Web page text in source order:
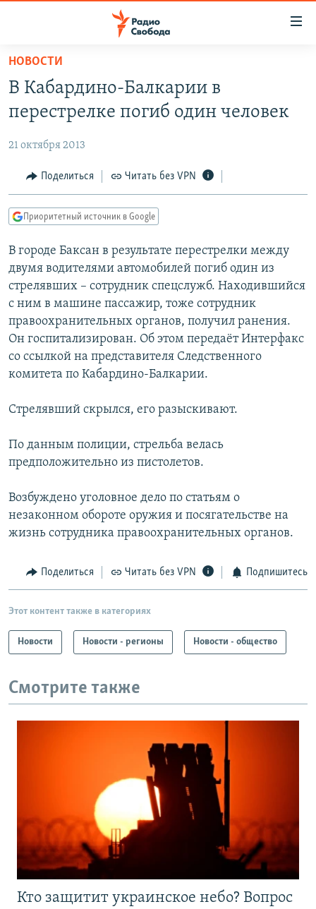
упрощенного
доступа
основному
Вернутся
главной
навигации
Вернутся
поиску
ПРОГРАММЫ
ПОДКАСТЫ
АВТОРСКИЕ ПРОЕКТЫ
ЦИТАТЫ СВОБОДЫ
МНЕНИЯ
IDEL.РЕАЛИИ
КАВКАЗ.РЕАЛИИ
СЕВЕР.РЕАЛИИ
СИБИРЬ.РЕАЛИИ
РАСПИСАНИЕ ВЕЩАНИЯ
ПОДПИШИТЕСЬ НА РАССЫЛКУ
Все сайты РСЕ/РС
НОВОСТИ
В Кабардино-Балкарии в
перестрелке погиб один человек
21 октября 2013
Поделиться Читать без VPN
Приоритетный источник в Google
В городе Баксан в результате перестрелки между
двумя водителями автомобилей погиб один из
стрелявших – сотрудник спецслужб. Находившийся
с ним в машине пассажир, тоже сотрудник
правоохранительных органов, получил ранения.
Он госпитализирован. Об этом передаёт Интерфакс
со ссылкой на представителя Следственного
комитета по Кабардино-Балкарии.
Стрелявший скрылся, его разыскивают.
По данным полиции, стрельба велась
предположительно из пистолетов.
Возбуждено уголовное дело по статьям о
незаконном обороте оружия и посягательстве на
жизнь сотрудника правоохранительных органов.
Поделиться Читать без VPN Подпишитесь
Этот контент также в категориях
Новости Новости - регионы Новости - общество
Смотрите также
Кто защитит украинское небо? Вопрос